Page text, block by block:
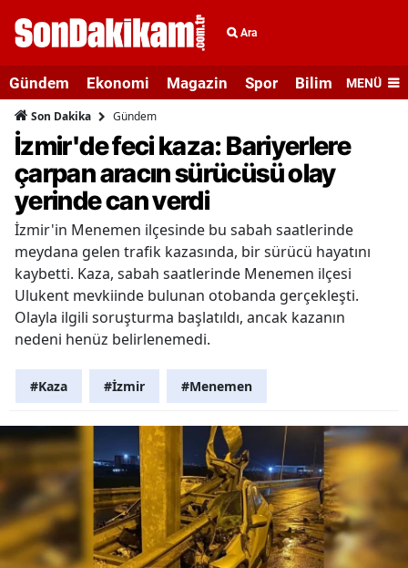
Ara
Gündem Ekonomi Magazin Spor Bilim veMENÜ
Son Dakika Gündem
İzmir'de feci kaza: Bariyerlere
çarpan aracın sürücüsü olay
yerinde can verdi
İzmir'in Menemen ilçesinde bu sabah saatlerinde
meydana gelen trafik kazasında, bir sürücü hayatını
kaybetti. Kaza, sabah saatlerinde Menemen ilçesi
Ulukent mevkiinde bulunan otobanda gerçekleşti.
Olayla ilgili soruşturma başlatıldı, ancak kazanın
nedeni henüz belirlenemedi.
#Kaza #İzmir #Menemen